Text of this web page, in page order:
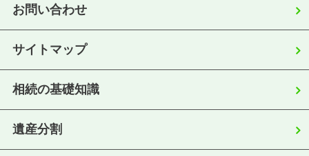
お問い合わせ
サイトマップ
相続の基礎知識
遺産分割